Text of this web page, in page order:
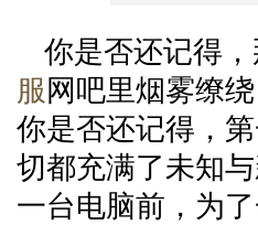
你是否还记得
服 网吧里烟雾缭
你是否还记得，
切都充满了未知
一台电脑前，为